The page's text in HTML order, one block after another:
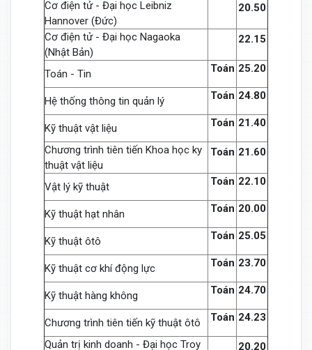
Cơ điện tử - Đại học Leibniz
Hannover (Đức)
20.50
Cơ điện tử - Đại học Nagaoka
(Nhật Bản)
22.15
Toán - Tin Toán 25.20
Hệ thống thông tin quản lý Toán 24.80
Kỹ thuật vật liệu Toán 21.40
Chương trình tiên tiến Khoa học ky
thuật vật liệu
Toán 21.60
Vật lý kỹ thuật Toán 22.10
Kỹ thuật hạt nhân Toán 20.00
Kỹ thuật ôtô Toán 25.05
Kỹ thuật cơ khí động lực Toán 23.70
Kỹ thuật hàng không Toán 24.70
Chương trình tiên tiến kỹ thuật ôtô Toán 24.23
Quản trị kinh doanh - Đại học Troy
20.20